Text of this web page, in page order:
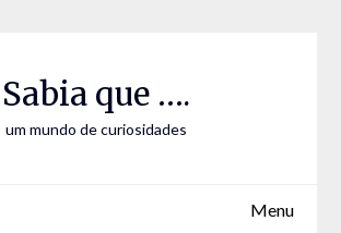
Sabia que ….
um mundo de curiosidades
Menu